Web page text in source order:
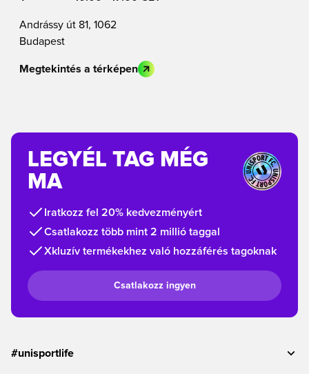
Andrássy út 81, 1062
Budapest
Megtekintés a térképen
LEGYÉL TAG MÉG
MA
Iratkozz fel 20% kedvezményért
Csatlakozz több mint 2 millió taggal
Xkluzív termékekhez való hozzáférés tagoknak
Csatlakozz ingyen
#unisportlife